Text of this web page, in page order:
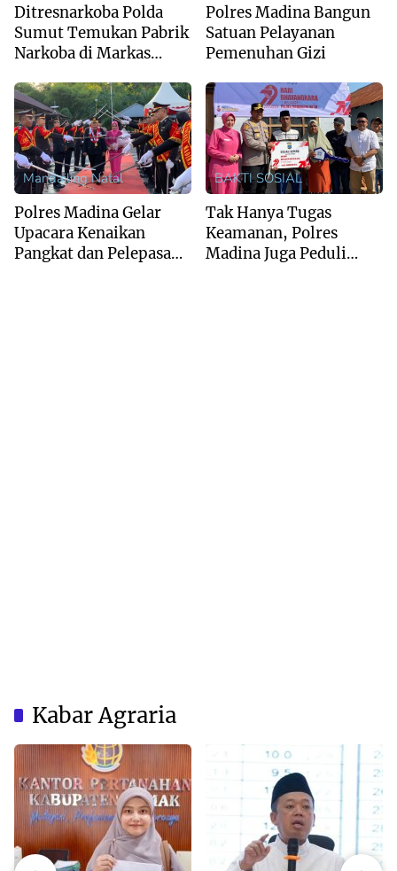
Ditresnarkoba Polda
Sumut Temukan Pabrik
Narkoba di Markas
Polres Madina Bangun
Satuan Pelayanan
Pemenuhan Gizi
Mandailing Natal
Polres Madina Gelar
Upacara Kenaikan
Pangkat dan Pelepasan
BAKTI SOSIAL
Tak Hanya Tugas
Keamanan, Polres
Madina Juga Peduli
Kabar Agraria